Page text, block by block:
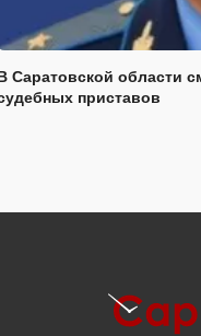
Саратовской области
приставов